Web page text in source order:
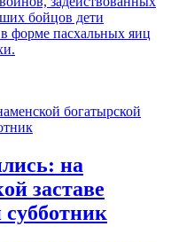
бойцов дети
форме пасхальных яиц
на
заставе